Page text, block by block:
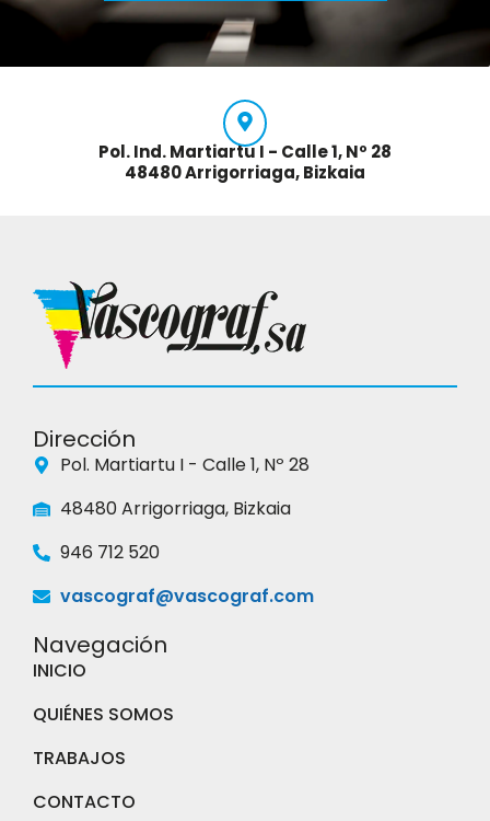
Pol. Ind. Martiartu I - Calle 1, Nº 28
48480 Arrigorriaga, Bizkaia
Dirección
Pol. Martiartu I - Calle 1, Nº 28
48480 Arrigorriaga, Bizkaia
946 712 520
vascograf@vascograf.com
Navegación
INICIO
QUIÉNES SOMOS
TRABAJOS
CONTACTO